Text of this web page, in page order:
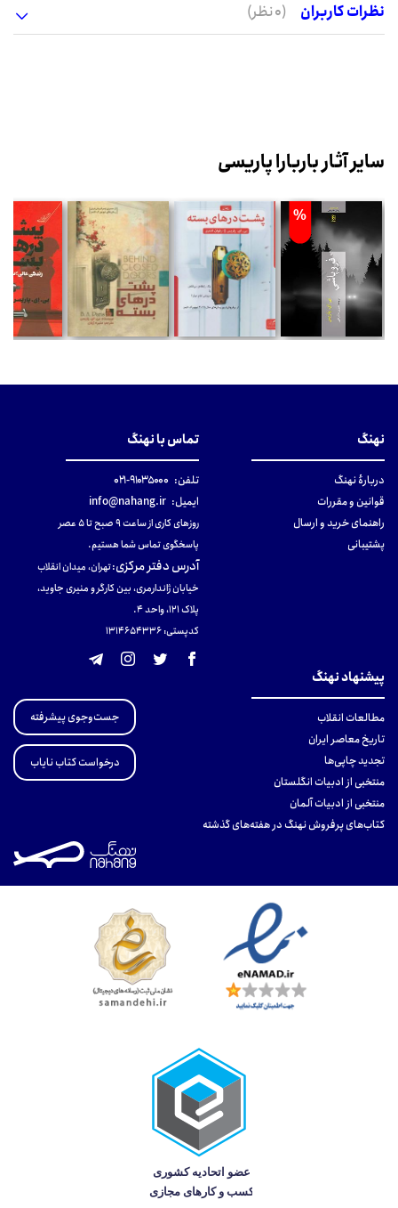
نظرات کاربران
(0 نظر)
سایر آثار باربارا پاریسی
%
نهنگ
دربارهٔ نهنگ
قوانین و مقررات
راهنمای خرید و ارسال
پشتیبانی
تماس با نهنگ
تلفن: ۹۱۰۳۵۰۰۰-۰۲۱
ایمیل: info@nahang.ir
روزهای کاری از ساعت ۹ صبح تا ۵ عصر
پاسخگوی تماس شما هستیم.
آدرس دفتر مرکزی:تهران، میدان انقلاب
خیابان ژاندارمری، بین کارگر و منیری جاوید،
پلاک 121، واحد ۴.
کدپستی: 131465433۶
پیشنهاد نهنگ
مطالعات انقلاب
تاریخ معاصر ایران
تجدید چاپی‌ها
منتخبی از ادبیات انگلستان
منتخبی از ادبیات آلمان
کتاب‌های پرفروش نهنگ در هفته‌های گذشته
جست‌وجوی پیشرفته
درخواست کتاب نایاب